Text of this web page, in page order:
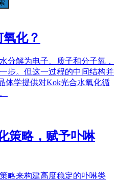
氧化？
分解为电子、质子和分子氧，
步。但这一过程的中间结构并
体学提供对Kok光合水氧化循
策略，赋予卟啉
略来构建高度稳定的卟啉类